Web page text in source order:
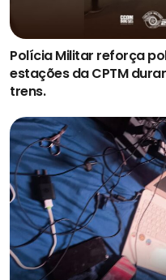
Polícia Militar reforça
estações da CPTM
trens.